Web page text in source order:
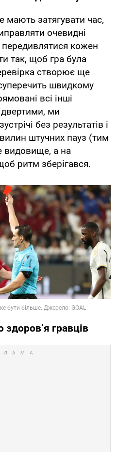
мають затягувати час,
очевидні
кожен
так, щоб гра була
створює ще
швидкому
всі інші
ми
без результатів і
штучних пауз (тим
видовище, а на
ритм зберігався.
гравців